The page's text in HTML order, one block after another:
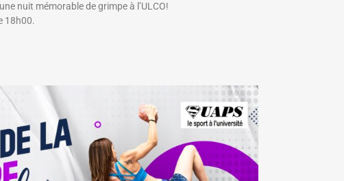
nuit mémorable de grimpe à l’ULCO!
18h00.